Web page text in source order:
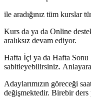
ile aradığınız tüm kurslar
Kurs da ya da Online
aralıksız devam ediyor.
Hafta İçi ya da Hafta
sabitleyebilirsiniz.
Adaylarımızın göreceği
değişmektedir. Birebir